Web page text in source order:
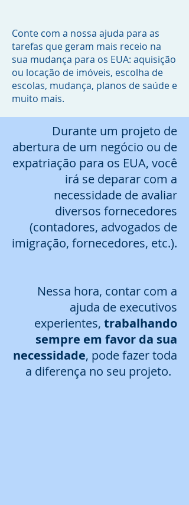
Conte com a nossa ajuda para as
tarefas que geram mais receio na
sua mudança para os EUA: aquisição
ou locação de imóveis, escolha de
escolas, mudança, planos de saúde e
muito mais.
Durante um projeto de
abertura de um negócio ou de
expatriação para os EUA, você
irá se deparar com a
necessidade de avaliar
diversos fornecedores
(contadores, advogados de
imigração, fornecedores, etc.).
Nessa hora, contar com a
ajuda de executivos
experientes, trabalhando
sempre em favor da sua
necessidade, pode fazer toda
a diferença no seu projeto.